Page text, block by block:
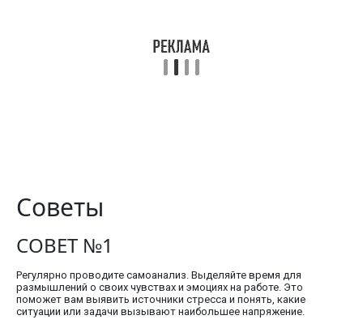
Советы
СОВЕТ №1
Регулярно проводите самоанализ. Выделяйте время для
размышлений о своих чувствах и эмоциях на работе. Это
поможет вам выявить источники стресса и понять, какие
ситуации или задачи вызывают наибольшее напряжение.